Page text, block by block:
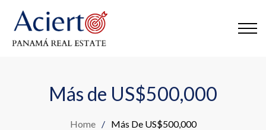
Más de US$500,000
Home / Más De US$500,000